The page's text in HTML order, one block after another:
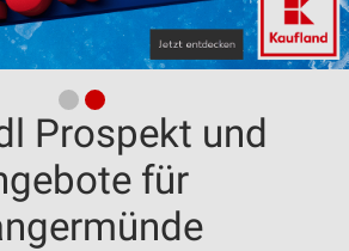
Prospekt und
für